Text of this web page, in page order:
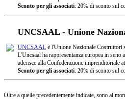
Sconto per gli associati: 20% di sconto sul
UNCSAAL - Unione
UNCSAAL è l'Unione Nazionale Costruttori
L'Uncsaal ha rappresentanza europea in seno
aderisce alla Confederazione imprenditoriale
Sconto per gli associati: 20% di sconto sul
Oltre a quelle precedentemente indicate, sono al